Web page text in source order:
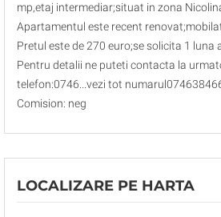
mp,etaj intermediar;situat in zona
Apartamentul este recent
Pretul este de 270 euro;se solicita 1 luna
Pentru detalii ne puteti contacta la
telefon:0746...vezi tot
Comision: neg
LOCALIZARE PE HARTA